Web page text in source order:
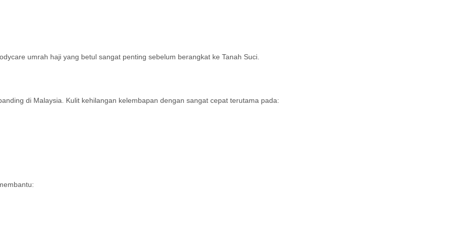
umrah haji yang betul sangat penting sebelum berangkat ke Tanah Suci.
di Malaysia. Kulit kehilangan kelembapan dengan sangat cepat terutama pada: